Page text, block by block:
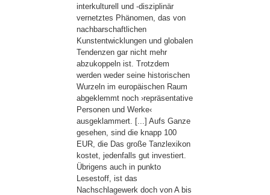
interkulturell und -disziplinär
vernetztes Phänomen, das von
nachbarschaftlichen
Kunstentwicklungen und globalen
Tendenzen gar nicht mehr
abzukoppeln ist. Trotzdem
werden weder seine historischen
Wurzeln im europäischen Raum
abgeklemmt noch ›repräsentative
Personen und Werke‹
ausgeklammert. [...] Aufs Ganze
gesehen, sind die knapp 100
EUR, die Das große Tanzlexikon
kostet, jedenfalls gut investiert.
Übrigens auch in punkto
Lesestoff, ist das
Nachschlagewerk doch von A bis